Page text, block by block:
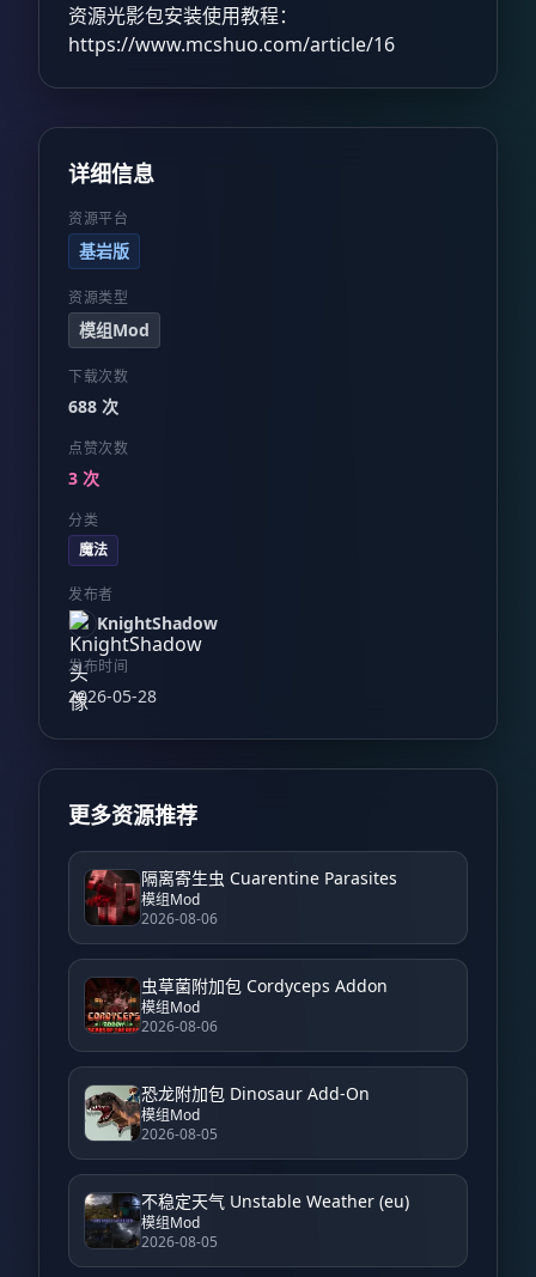
资源光影包安装使用教程：
https://www.mcshuo.com/article/16
详细信息
资源平台
基岩版
资源类型
模组Mod
下载次数
688 次
点赞次数
3 次
分类
魔法
发布者
KnightShadow
发布时间
2026-05-28
更多资源推荐
隔离寄生虫 Cuarentine Parasites
模组Mod
2026-08-06
虫草菌附加包 Cordyceps Addon
模组Mod
2026-08-06
恐龙附加包 Dinosaur Add-On
模组Mod
2026-08-05
不稳定天气 Unstable Weather (eu)
模组Mod
2026-08-05